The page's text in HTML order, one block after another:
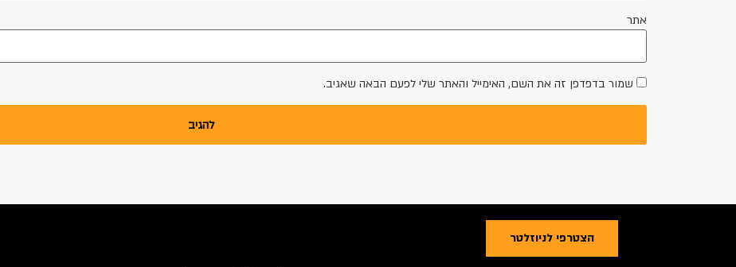
אתר
שמור בדפדפן זה את השם, האימייל והאתר שלי לפעם הבאה שאגיב.
הצטרפי לניוזלטר